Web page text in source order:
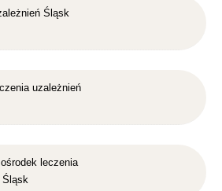
Śląsk
uzależnień
leczenia
Śląsk